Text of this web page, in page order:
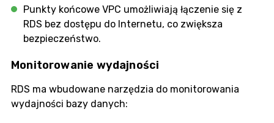
Punkty końcowe VPC umożliwiają łączenie się z
RDS bez dostępu do Internetu, co zwiększa
bezpieczeństwo.
Monitorowanie wydajności
RDS ma wbudowane narzędzia do monitorowania
wydajności bazy danych: